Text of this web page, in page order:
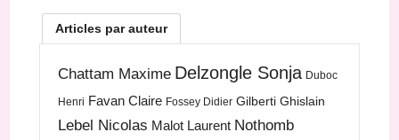
Articles par auteur
Chattam Maxime Delzongle Sonja Duboc
Henri Favan Claire Fossey Didier Gilberti Ghislain
Lebel Nicolas Malot Laurent Nothomb